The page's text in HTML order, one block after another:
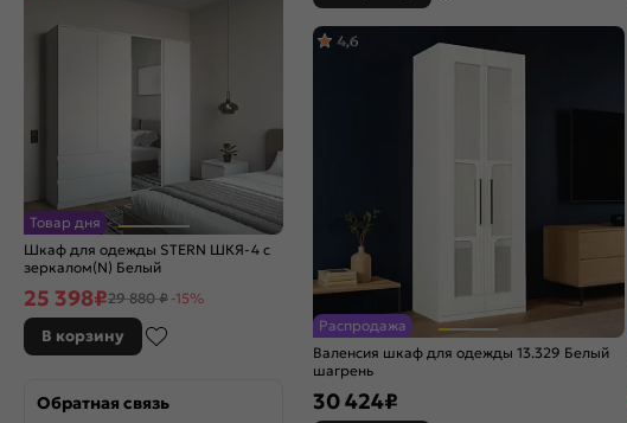
Товар дня
Шкаф для одежды STERN ШКЯ-4 c
зеркалом(N) Белый
25 398₽29 880 ₽ -15%
В корзину
Обратная связь
Распродажа
Валенсия шкаф для одежды 13.329 Белый
шагрень
4,6
30 424₽